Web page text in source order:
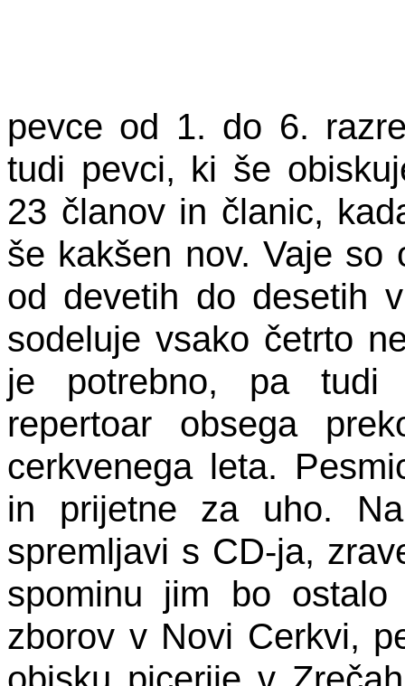
pevce od 1. do 6.
tudi pevci, ki še
23 članov in članic,
še kakšen nov. Vaje so
od devetih do desetih
sodeluje vsako četrto
je potrebno, pa tudi
repertoar obsega
cerkvenega leta.
in prijetne za uho.
spremljavi s CD-ja,
spominu jim bo ostalo
zborov v Novi Cerkvi,